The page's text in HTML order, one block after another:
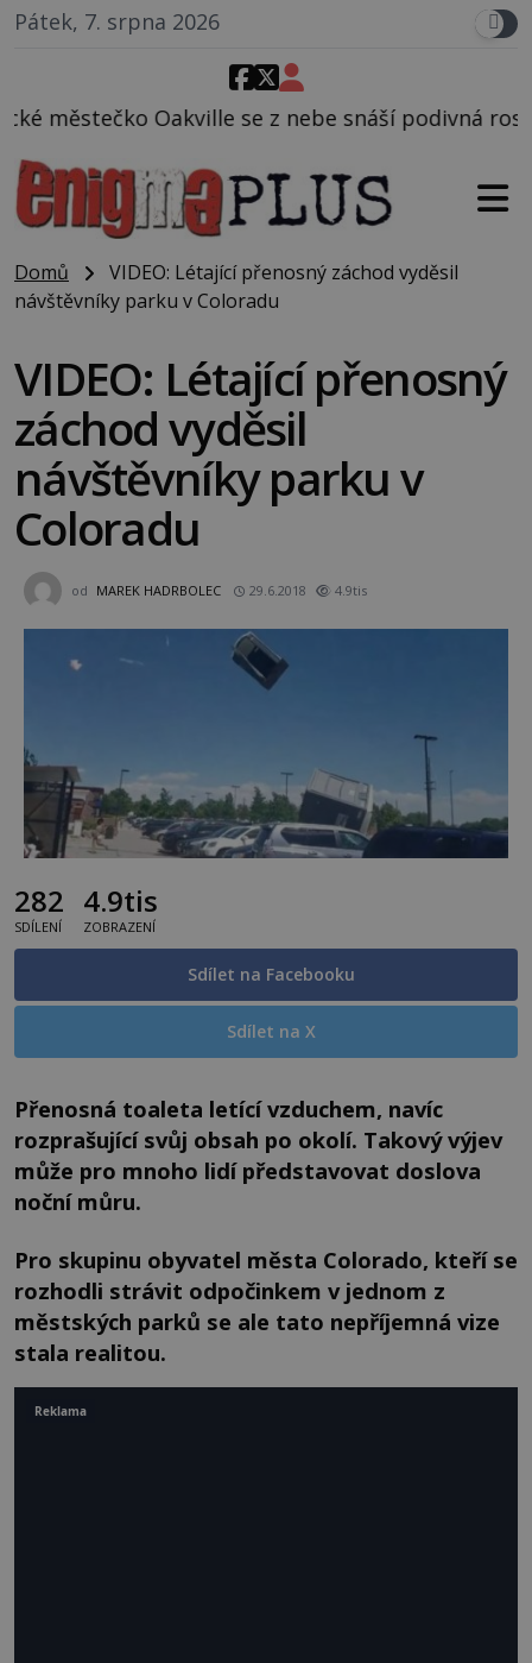
Pátek, 7. srpna 2026
z nebe snáší podivná rosolovitá látka
Domů
VIDEO: Létající přenosný záchod vyděsil
návštěvníky parku v Coloradu
VIDEO: Létající přenosný
záchod vyděsil
návštěvníky parku v
Coloradu
od MAREK HADRBOLEC 29.6.2018 4.9tis
282
SDÍLENÍ
4.9tis
ZOBRAZENÍ
Sdílet na Facebooku
Sdílet na X
Přenosná toaleta letící vzduchem, navíc
rozprašující svůj obsah po okolí. Takový výjev
může pro mnoho lidí představovat doslova
noční můru.
Pro skupinu obyvatel města Colorado, kteří se
rozhodli strávit odpočinkem v jednom z
městských parků se ale tato nepříjemná vize
stala realitou.
Reklama